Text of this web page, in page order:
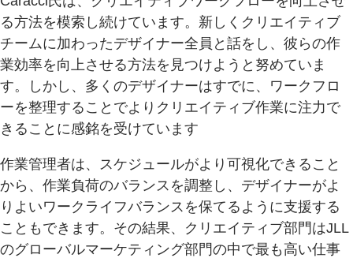
る方法を模索し続けています。新しくクリエイティブ
チームに加わったデザイナー全員と話をし、彼らの作
業効率を向上させる方法を見つけようと努めていま
す。しかし、多くのデザイナーはすでに、ワークフロ
ーを整理することでよりクリエイティブ作業に注力で
きることに感銘を受けています
作業管理者は、スケジュールがより可視化できること
から、作業負荷のバランスを調整し、デザイナーがよ
りよいワークライフバランスを保てるように支援する
こともできます。その結果、クリエイティブ部門はJLL
のグローバルマーケティング部門の中で最も高い仕事